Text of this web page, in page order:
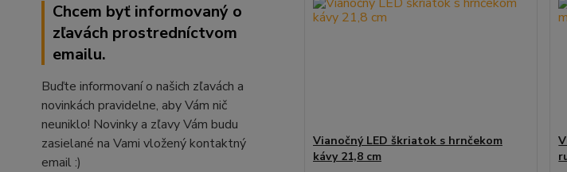
Chcem byť informovaný o
zľavách prostredníctvom
emailu.
Buďte informovaní o našich zľavách a
novinkách pravidelne, aby Vám nič
neuniklo! Novinky a zľavy Vám budu
zasielané na Vami vložený kontaktný
email :)
Vianočný LED škriatok s hrnčekom
kávy 21,8 cm